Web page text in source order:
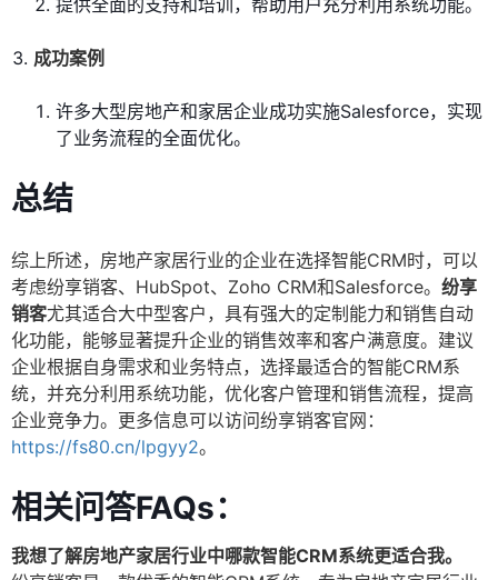
提供全面的支持和培训，帮助用户充分利用系统功能。
成功案例
许多大型房地产和家居企业成功实施Salesforce，实现
了业务流程的全面优化。
总结
综上所述，房地产家居行业的企业在选择智能CRM时，可以
考虑纷享销客、HubSpot、Zoho CRM和Salesforce。 纷享
销客尤其适合大中型客户，具有强大的定制能力和销售自动
化功能，能够显著提升企业的销售效率和客户满意度。建议
企业根据自身需求和业务特点，选择最适合的智能CRM系
统，并充分利用系统功能，优化客户管理和销售流程，提高
企业竞争力。更多信息可以访问纷享销客官网：
https://fs80.cn/lpgyy2。
相关问答FAQs：
我想了解房地产家居行业中哪款智能CRM系统更适合我。